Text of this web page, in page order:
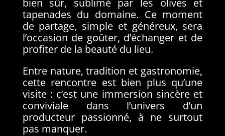
bien sûr, sublimé par les olives et
tapenades du domaine. Ce moment
de partage, simple et généreux, sera
l’occasion de goûter, d’échanger et de
profiter de la beauté du lieu.
Entre nature, tradition et gastronomie,
cette rencontre est bien plus qu’une
visite : c’est une immersion sincère et
conviviale dans l’univers d’un
producteur passionné, à ne surtout
pas manquer.